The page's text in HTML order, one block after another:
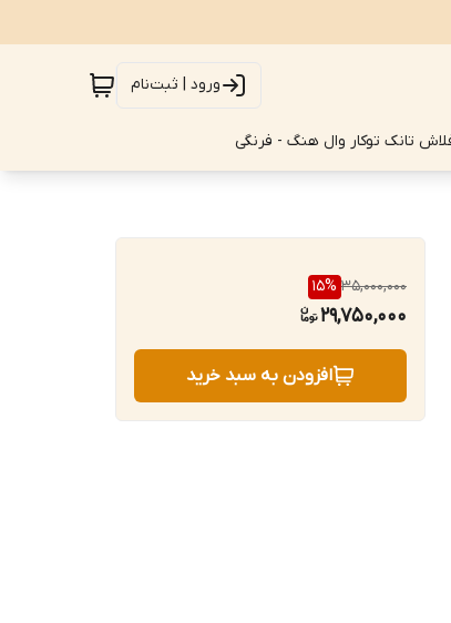
ورود | ثبت‌نام
تانک توکار وال هنگ - فرنگی
35,000,000
15%
29,750,000
افزودن به سبد خرید